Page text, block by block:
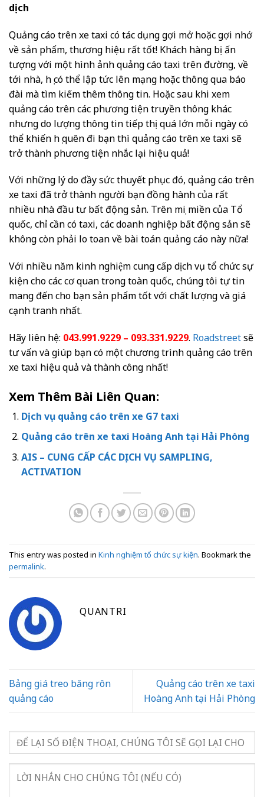
dịch
Quảng cáo trên xe taxi có tác dụng gợi mở hoặc gợi nhớ
về sản phẩm, thương hiệu rất tốt! Khách hàng bị ấn
tượng với một hình ảnh quảng cáo taxi trên đường, về
tới nhà, họ có thể lập tức lên mạng hoặc thông qua báo
đài mà tìm kiếm thêm thông tin. Hoặc sau khi xem
quảng cáo trên các phương tiện truyền thông khác
nhưng do lượng thông tin tiếp thị quá lớn mỗi ngày có
thể khiến họ quên đi bạn thì quảng cáo trên xe taxi sẽ
trở thành phương tiện nhắc lại hiệu quả!
Với những lý do đầy sức thuyết phục đó, quảng cáo trên
xe taxi đã trở thành người bạn đồng hành của rất
nhiều nhà đầu tư bất động sản. Trên mọi miền của Tổ
quốc, chỉ cần có taxi, các doanh nghiệp bất động sản sẽ
không còn phải lo toan về bài toán quảng cáo này nữa!
Với nhiều năm kinh nghiệm cung cấp dịch vụ tổ chức sự
kiện cho các cơ quan trong toàn quốc, chúng tôi tự tin
mang đến cho bạn sản phẩm tốt với chất lượng và giá
cạnh tranh nhất.
Hãy liên hệ: 043.991.9229 – 093.331.9229. Roadstreetsẽ
tư vấn và giúp bạn có một chương trình quảng cáo trên
xe taxi hiệu quả và thành công nhất!
Xem Thêm Bài Liên Quan:
Dịch vụ quảng cáo trên xe G7 taxi
Quảng cáo trên xe taxi Hoàng Anh tại Hải Phòng
AIS – CUNG CẤP CÁC DỊCH VỤ SAMPLING,
ACTIVATION
This entry was posted in Kinh nghiệm tổ chức sự kiện. Bookmark the
permalink.
QUANTRI
Bảng giá treo băng rôn
quảng cáo
Quảng cáo trên xe taxi
Hoàng Anh tại Hải Phòng